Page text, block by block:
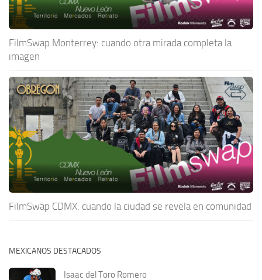
FilmSwap Monterrey: cuando otra mirada completa la
imagen
FilmSwap CDMX: cuando la ciudad se revela en comunidad
MEXICANOS DESTACADOS
Isaac del Toro Romero